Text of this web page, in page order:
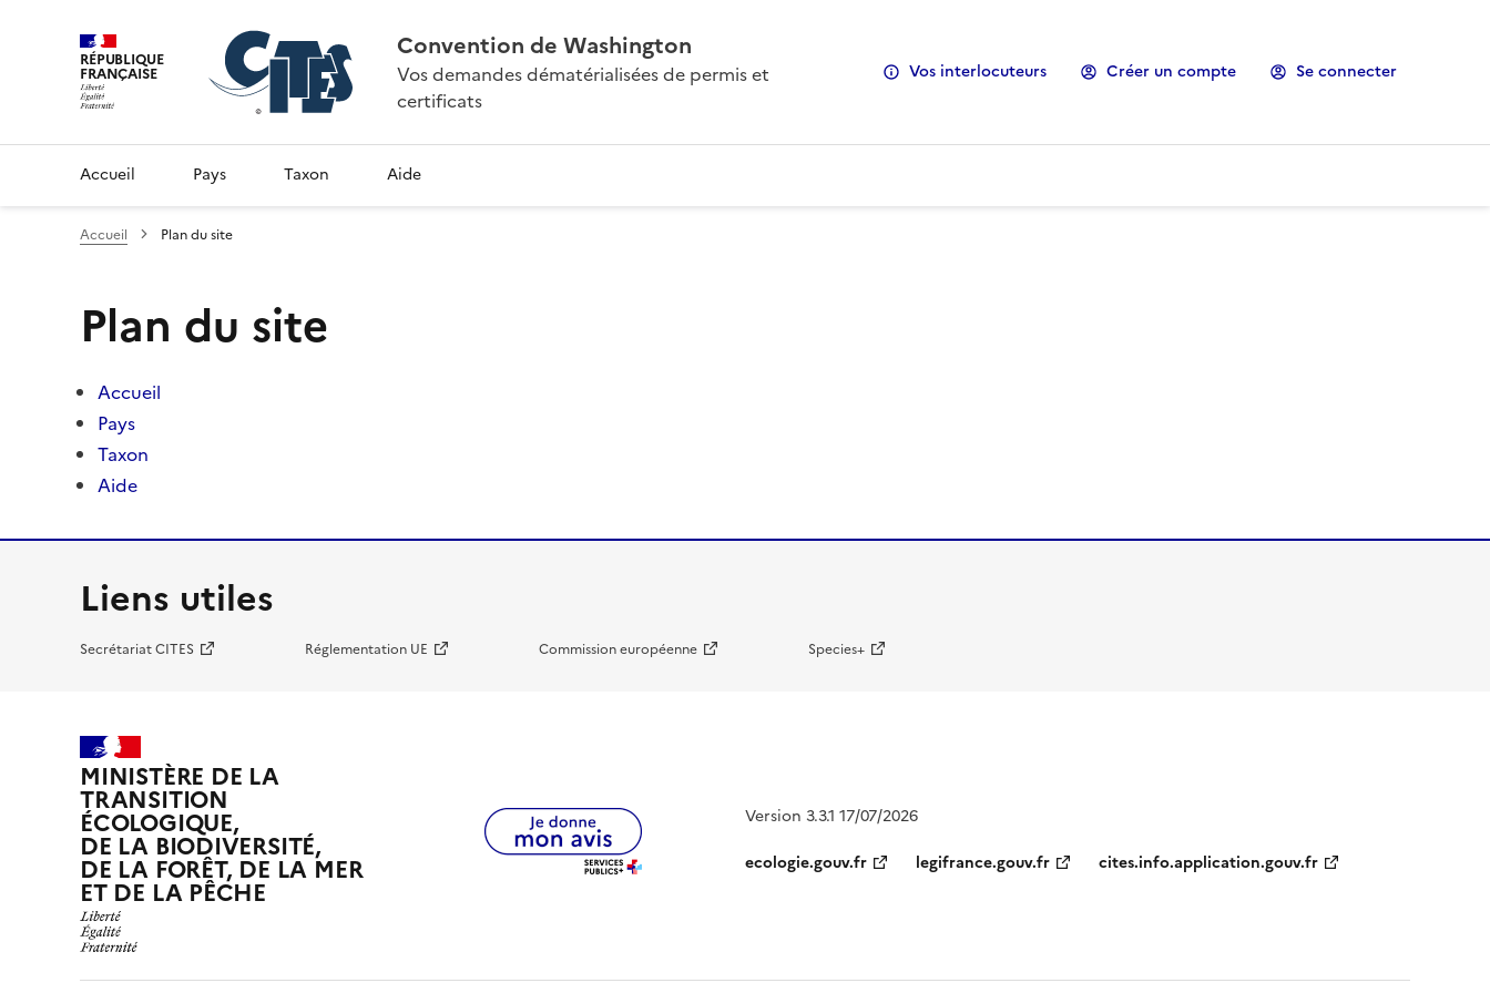
RÉPUBLIQUE
FRANÇAISE
Convention de Washington
Vos demandes dématérialisées de permis et
certificats
Vos interlocuteurs Créer un compte Se connecter
Accueil Pays Taxon Aide
Accueil Plan du site
Plan du site
Accueil
Pays
Taxon
Aide
Liens utiles
Secrétariat CITES Réglementation UE Commission européenne Species+
MINISTÈRE DE LA
TRANSITION
ÉCOLOGIQUE,
DE LA BIODIVERSITÉ,
DE LA FORÊT, DE LA MER
ET DE LA PÊCHE
Version 3.3.1 17/07/2026
ecologie.gouv.fr
legifrance.gouv.fr cites.info.application.gouv.fr